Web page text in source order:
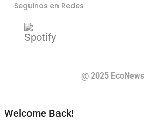
Seguinos en Redes
@ 2025 EcoNews
Welcome Back!